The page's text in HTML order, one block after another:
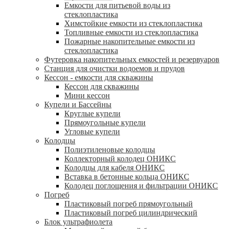
Емкости для питьевой воды из
стеклопластика
Химстойкие емкости из стеклопластика
Топливные емкости из стеклопластика
Пожарные накопительные емкости из
стеклопластика
Футеровка накопительных емкостей и резервуаров
Станция для очистки водоемов и прудов
Кессон - емкости для скважины
Кессон для скважины
Мини кессон
Купели и Бассейны
Круглые купели
Прямоугольные купели
Угловые купели
Колодцы
Полиэтиленовые колодцы
Коллекторный колодец ОНИКС
Колодцы для кабеля ОНИКС
Вставка в бетонные кольца ОНИКС
Колодец поглощения и фильтрации ОНИКС
Погреб
Пластиковый погреб прямоугольный
Пластиковый погреб цилиндрический
Блок ультрафиолета